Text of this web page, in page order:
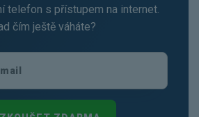
telefon s přístupem na internet.
čím ještě váháte?